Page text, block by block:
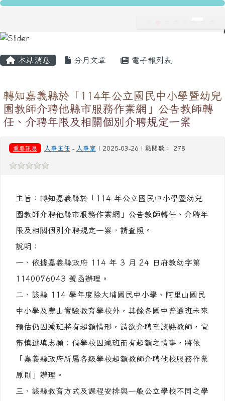
跳至主內容區
龍安國民小學
本站消息 分月文章 電子報列表
轉知嘉義縣於「114年公立國民中小學暨幼兒
園教師介聘他縣市服務作業網」公告教師轉
任、介聘年限及相關個別介聘規定一案
重要訊息 人事主任 - 人事室 | 2025-03-26 | 點閱數： 278
主旨：轉知嘉義縣於「114 年公立國民中小學暨幼兒
園教師介聘他縣市服務作業網」公告教師轉任、介聘年
限及相關個別介聘規定一案，請查照。
說明：
一、依據嘉義縣政府 114 年 3 月 24 日府教幼字第
1140076043 號函辦理。
二、該縣 114 學年度除大埔國民中小學、阿里山國民
中小學及豐山實驗教育學校外，其餘各國中普通班未來
預估仍因減班將有超額情形，請欲介聘至該縣教師，宜
審慎選填志願；倘學校因減班而有超額之情事，將依
「嘉義縣政府所屬各級學校超額教師介聘他校服務作業
原則」辦理。
三、該縣教育方式及課程安排與一般公立學校不同之學